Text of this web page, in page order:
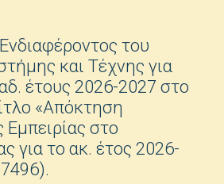
του
και Τέχνης για
έτους 2026-2027 στο
«Απόκτηση
στο
για το ακ. έτος 2026-